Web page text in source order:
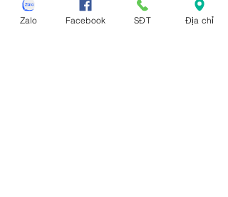
thị xã tx, tp thành phố tỉnh thành từ Đà
Nẵng trở ra bắc: Thừa Thiên Huế, Đồng
Zalo Facebook SĐT Địa chỉ